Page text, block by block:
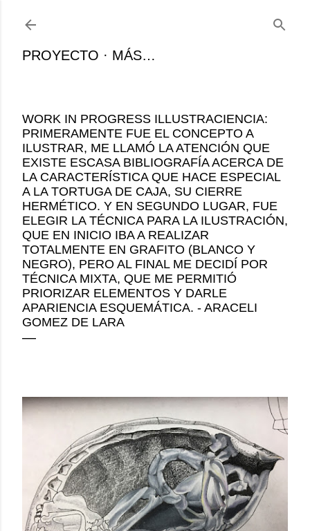
Ir al contenido principal
PROYECTO MÁS…
WORK IN PROGRESS ILLUSTRACIENCIA:
PRIMERAMENTE FUE EL CONCEPTO A
ILUSTRAR, ME LLAMÓ LA ATENCIÓN QUE
EXISTE ESCASA BIBLIOGRAFÍA ACERCA DE
LA CARACTERÍSTICA QUE HACE ESPECIAL
A LA TORTUGA DE CAJA, SU CIERRE
HERMÉTICO. Y EN SEGUNDO LUGAR, FUE
ELEGIR LA TÉCNICA PARA LA ILUSTRACIÓN,
QUE EN INICIO IBA A REALIZAR
TOTALMENTE EN GRAFITO (BLANCO Y
NEGRO), PERO AL FINAL ME DECIDÍ POR
TÉCNICA MIXTA, QUE ME PERMITIÓ
PRIORIZAR ELEMENTOS Y DARLE
APARIENCIA ESQUEMÁTICA. - ARACELI
GOMEZ DE LARA